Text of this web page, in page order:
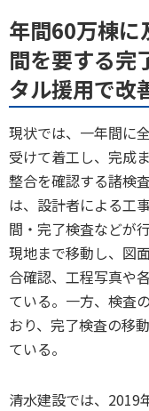
年間60万棟
間を要する完
タル援用で改
現状では、一年間に
受けて着工し、完成
整合を確認する諸検
は、設計者による工
間・完了検査などが
現地まで移動し、図
合確認、工程写真や
ている。一方、検査
おり、完了検査の移
ている。
清水建設では、2019